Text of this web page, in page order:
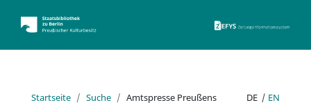
Startseite Suche Amtspresse Preußens DE | EN